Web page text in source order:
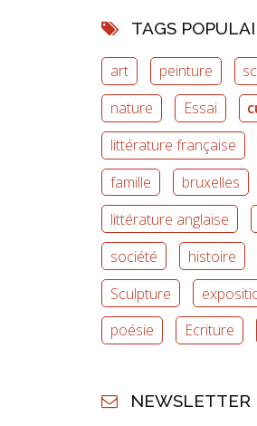
TAGS
art peinture
nature
Essai
littérature française
famille
bruxelles
littérature anglaise
société
histoire
Sculpture
poésie
Ecriture
NEWSLETTER